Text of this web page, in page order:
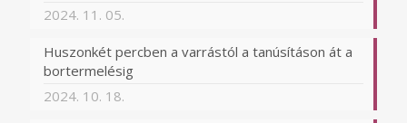
2024. 11. 05.
Huszonkét percben a varrástól a tanúsításon át a
bortermelésig
2024. 10. 18.